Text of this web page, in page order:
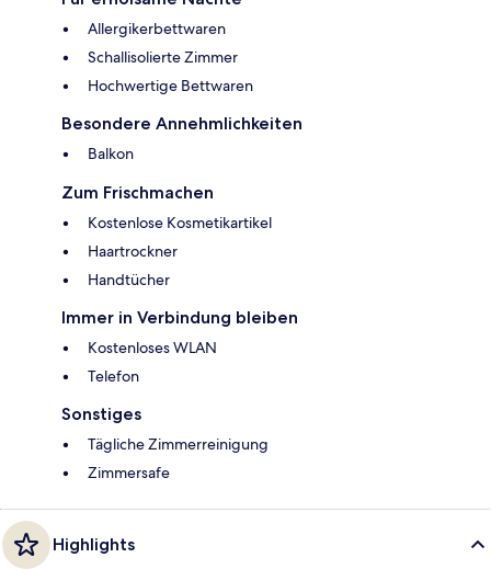
Allergikerbettwaren
Schallisolierte Zimmer
Hochwertige Bettwaren
Besondere Annehmlichkeiten
Balkon
Zum Frischmachen
Kostenlose Kosmetikartikel
Haartrockner
Handtücher
Immer in Verbindung bleiben
Kostenloses WLAN
Telefon
Sonstiges
Tägliche Zimmerreinigung
Zimmersafe
Highlights